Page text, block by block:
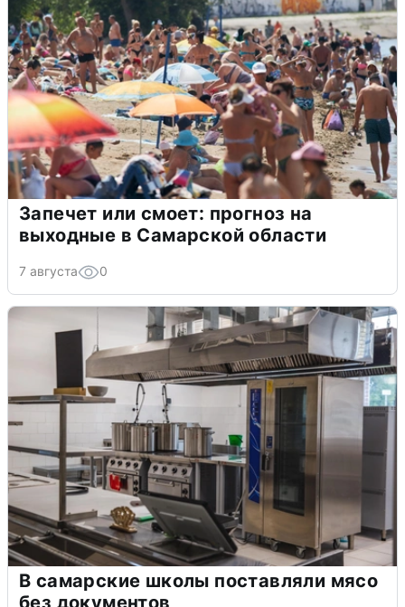
Запечет или смоет: прогноз на
выходные в Самарской области
7 августа 0
В самарские школы поставляли мясо
без документов